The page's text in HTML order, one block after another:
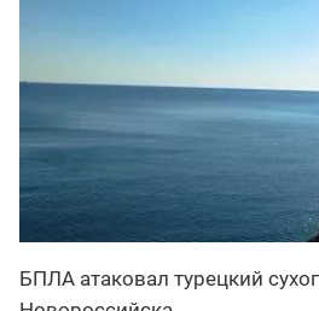
БПЛА атаковал турецкий